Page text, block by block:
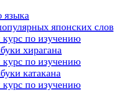
языка
японских слов
курс по изучению
хирагана
курс по изучению
катакана
курс по изучению